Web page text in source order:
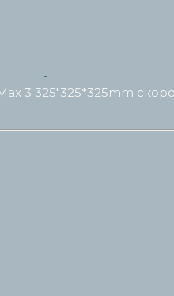
3 325"325*325mm